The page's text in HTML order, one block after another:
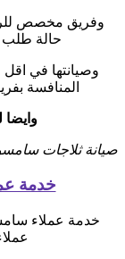
حالة طلب
وصيانتها في
المنافسة
وايضا
صيانة ثلاجات
خدمة
خدمة عملاء